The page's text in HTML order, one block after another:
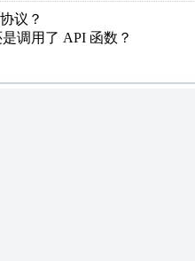
议？
调用了 API 函数？